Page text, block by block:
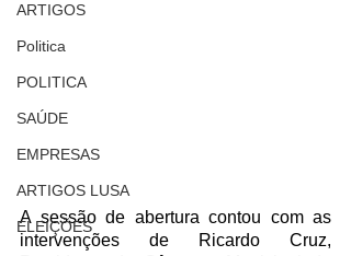
ARTIGOS
Politica
POLITICA
SAÚDE
EMPRESAS
ARTIGOS LUSA
ELEIÇÕES
A sessão de abertura contou com as
intervenções de Ricardo Cruz,